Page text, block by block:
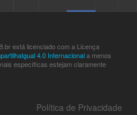
está licenciado com a Licença
4.0 Internacionala menos
específicas estejam claramente
Política de Privacidade